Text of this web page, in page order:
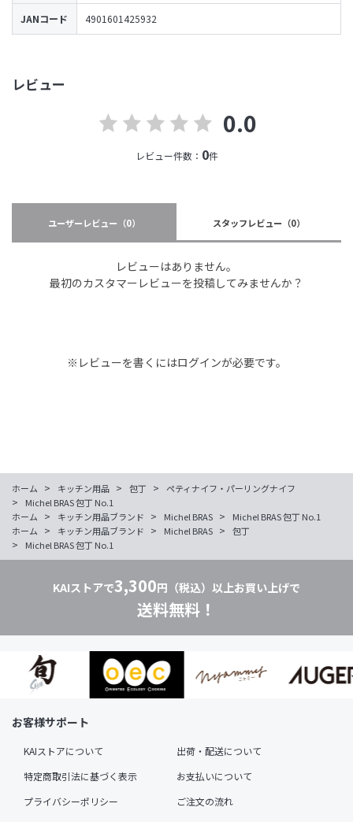
レビュー
0.0
レビュー件数： 0件
ユーザーレビュー （0） スタッフレビュー （0）
レビューはありません。
最初のカスタマーレビューを投稿してみませんか？
※レビューを書くにはログインが必要です。
JANコード 4901601425932
ホーム > キッチン用品 > 包丁 > ペティナイフ・パーリングナイフ
>
Michel BRAS 包丁 No.1
ホーム
> キッチン用品ブランド > Michel BRAS >
Michel BRAS 包丁 No.1
ホーム
> キッチン用品ブランド > Michel BRAS > 包丁
> Michel BRAS 包丁 No.1
KAIストアで3,300円（税込）以上お買い上げで
送料無料！
お客様サポート
KAIストアについて
出荷・配送について
特定商取引法に基づく表示
お支払いについて
プライバシーポリシー
ご注文の流れ